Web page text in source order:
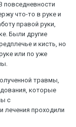
повседневности
что-то в руке и
правой руки,
Были другие
и кисть, но
или по уже
травмы,
которые
с
лечения проходили